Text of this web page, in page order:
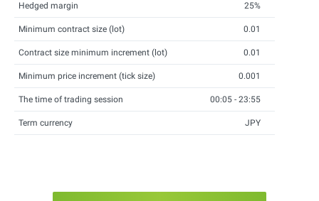
Hedged margin 25%
Minimum contract size (lot) 0.01
Contract size minimum increment (lot) 0.01
Minimum price increment (tick size) 0.001
The time of trading session 00:05 - 23:55
Term currency JPY